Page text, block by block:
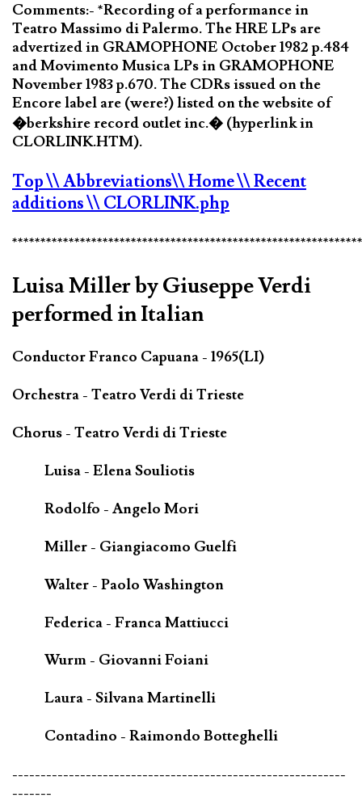
Comments:- *Recording of a performance in
Teatro Massimo di Palermo. The HRE LPs are
advertized in GRAMOPHONE October 1982 p.484
and Movimento Musica LPs in GRAMOPHONE
November 1983 p.670. The CDRs issued on the
Encore label are (were?) listed on the website of
�berkshire record outlet inc.� (hyperlink in
CLORLINK.HTM).
Top\\ Abbreviations\\ Home\\ Recent
additions\\ CLORLINK.php
Luisa Miller by Giuseppe Verdi
performed in Italian
Conductor Franco Capuana - 1965(LI)
Orchestra - Teatro Verdi di Trieste
Chorus - Teatro Verdi di Trieste
Luisa - Elena Souliotis
Rodolfo - Angelo Mori
Miller - Giangiacomo Guelfi
Walter - Paolo Washington
Federica - Franca Mattiucci
Wurm - Giovanni Foiani
Laura - Silvana Martinelli
Contadino - Raimondo Botteghelli
-----------------------------------------------------------
-------